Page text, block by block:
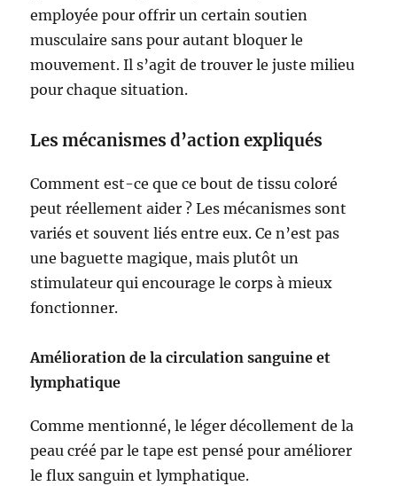
employée pour offrir un certain soutien
musculaire sans pour autant bloquer le
mouvement. Il s’agit de trouver le juste milieu
pour chaque situation.
Les mécanismes d’action expliqués
Comment est-ce que ce bout de tissu coloré
peut réellement aider ? Les mécanismes sont
variés et souvent liés entre eux. Ce n’est pas
une baguette magique, mais plutôt un
stimulateur qui encourage le corps à mieux
fonctionner.
Amélioration de la circulation sanguine et
lymphatique
Comme mentionné, le léger décollement de la
peau créé par le tape est pensé pour améliorer
le flux sanguin et lymphatique.